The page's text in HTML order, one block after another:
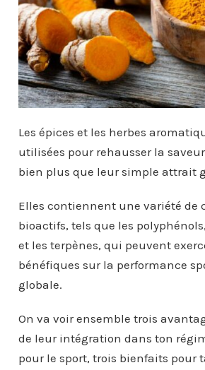
Les épices et les herbes
utilisées pour rehausser la
bien plus que leur simple attrait
Elles contiennent une variété de
bioactifs, tels que les
et les terpènes, qui peuvent
bénéfiques sur la performance
globale.
On va voir ensemble trois
de leur intégration dans ton
pour le sport, trois bienfaits pour